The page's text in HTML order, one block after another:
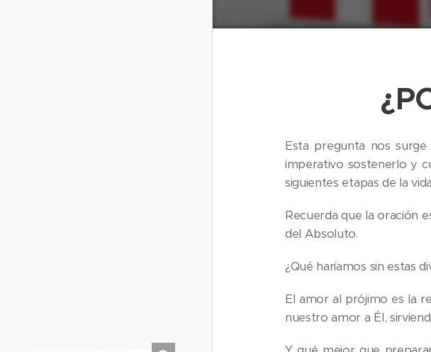
Esta pregunta nos
imperativo sostenerlo y
siguientes etapas de la
Recuerda que la oración
del Absoluto.
¿Qué haríamos sin estas
El amor al prójimo es la
nuestro amor a Él,